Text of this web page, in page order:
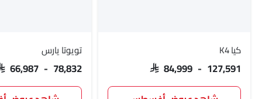
كيا K4
SAR 84,999 - 127,591
تويوتا يارس
66,987 - 78,832